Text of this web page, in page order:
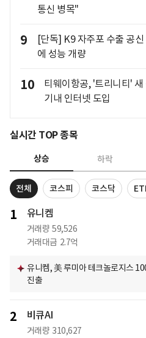
통신 병목"
9
[단독] K9 자주포 수출 공
에 성능 개량
10
티웨이항공, '트리니티'
기내 인터넷 도입
실시간 TOP 종목
상승 하락
전체 코스피 코스닥
1 유니켐
거래량 59,526
거래대금 2.7억
유니켐, 美 루미아 테크놀로지스
진출
2 비큐AI
거래량 310,627